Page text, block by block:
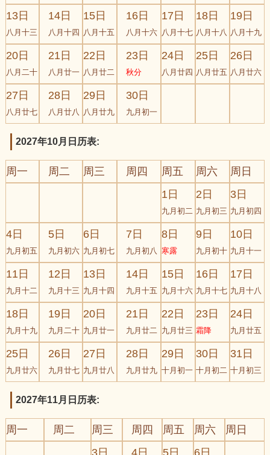
13日
八月十三
14日
八月十四
15日
八月十五
16日
八月十六
17日
八月十七
18日
八月十八
19日
八月十九
20日
八月二十
21日
八月廿一
22日
八月廿二
23日
秋分
24日
八月廿四
25日
八月廿五
26日
八月廿六
27日
八月廿七
28日
八月廿八
29日
八月廿九
30日
九月初一
2027年10月日历表:
周一 周二 周三 周四 周五 周六
周日
1日
九月初二
2日
九月初三
3日
九月初四
4日
九月初五
5日
九月初六
6日
九月初七
7日
九月初八
8日
寒露
9日
九月初十
10日
九月十一
11日
九月十二
12日
九月十三
13日
九月十四
14日
九月十五
15日
九月十六
16日
九月十七
17日
九月十八
18日
九月十九
19日
九月二十
20日
九月廿一
21日
九月廿二
22日
九月廿三
23日
霜降
24日
九月廿五
25日
九月廿六
26日
九月廿七
27日
九月廿八
28日
九月廿九
29日
十月初一
30日
十月初二
31日
十月初三
2027年11月日历表:
周一 周二 周三 周四 周五 周六 周日
3日 4日 5日 6日